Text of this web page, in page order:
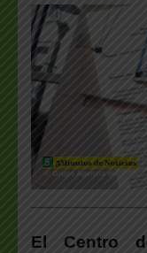
El Centro